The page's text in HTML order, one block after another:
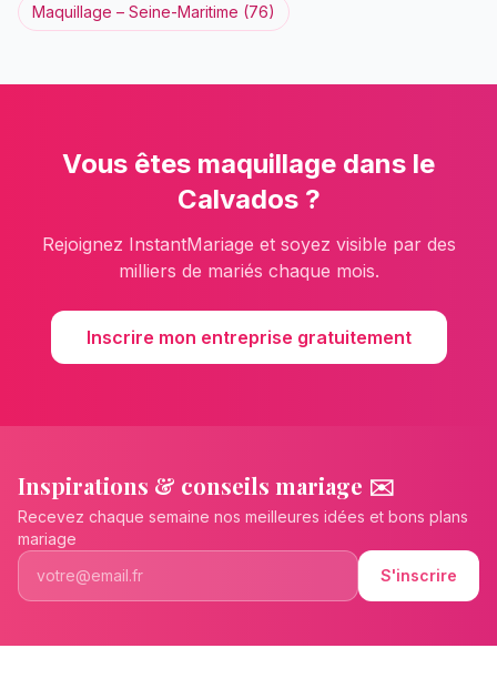
Maquillage – Seine-Maritime (76)
Vous êtes maquillage dans le
Calvados?
Rejoignez InstantMariage et soyez visible par des
milliers de mariés chaque mois.
Inscrire mon entreprise gratuitement
Inspirations & conseils mariage ✉️
Recevez chaque semaine nos meilleures idées et bons plans
mariage
S'inscrire